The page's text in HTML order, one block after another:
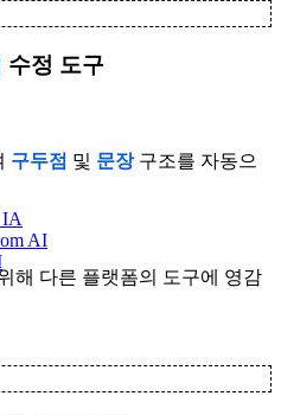
IA
AI
수정 도구
구두점 및 문장구조를 자동으
해 다른 플랫폼의 도구에 영감